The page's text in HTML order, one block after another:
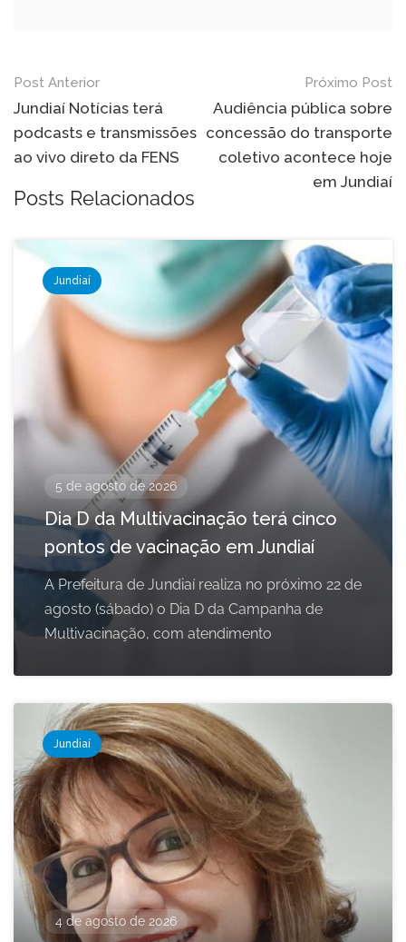
Navegação
de
Post
Post Anterior
Jundiaí Notícias terá
podcasts e transmissões
ao vivo direto da FENS
Próximo Post
Audiência pública sobre
concessão do transporte
coletivo acontece hoje
em Jundiaí
Posts Relacionados
Jundiaí
5 de agosto de 2026
Dia D da Multivacinação terá cinco
pontos de vacinação em Jundiaí
A Prefeitura de Jundiaí realiza no próximo 22 de
agosto (sábado) o Dia D da Campanha de
Multivacinação, com atendimento
Jundiaí
4 de agosto de 2026